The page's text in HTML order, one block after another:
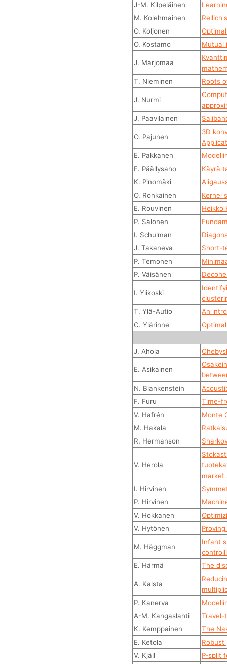
J-M. Kilpeläinen
M. Kolehmainen
O. Koljonen
O. Kostamo
Mutual
J. Marjomaa
T. Nieminen
Roots
J. Nurmi
J. Paavilainen
O. Pajunen
3D
E. Pakkanen
E. Päällysaho
Käyrä
K. Pinomäki
O. Ronkainen
Kernel
E. Rouvinen
Heikko
P. Salonen
I. Schulman
J. Takaneva
Short-
P. Temonen
P. Väisänen
I. Ylikoski
T. Ylä-Autio
An
C. Ylärinne
J. Ahola
E. Asikainen
N. Blankenstein
F. Furu
Time-
V. Hafrén
Monte
M. Hakala
R. Hermanson
V. Herola
market
I. Hirvinen
P. Hirvinen
V. Hokkanen
V. Hytönen
M. Häggman
Infant
E. Härmä
The
A. Kalsta
P. Kanerva
A-M. Kangaslahti
Travel-
K. Kemppainen
The
E. Ketola
Robust
V. Kjäll
P-split